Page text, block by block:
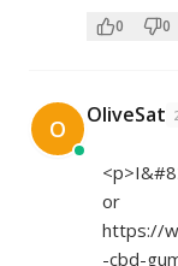
0 0
O OliveSat
or
https://
-cbd-